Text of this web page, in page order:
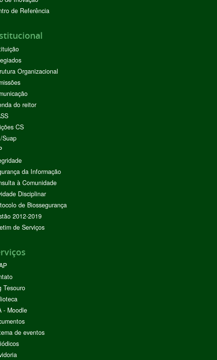
de Referência
Organizacional
do reitor
CS
Suap
da Informação
à Comunidade
Disciplinar
de Biossegurança
2012-2019
de Serviços
Tesouro
- Moodle
de eventos